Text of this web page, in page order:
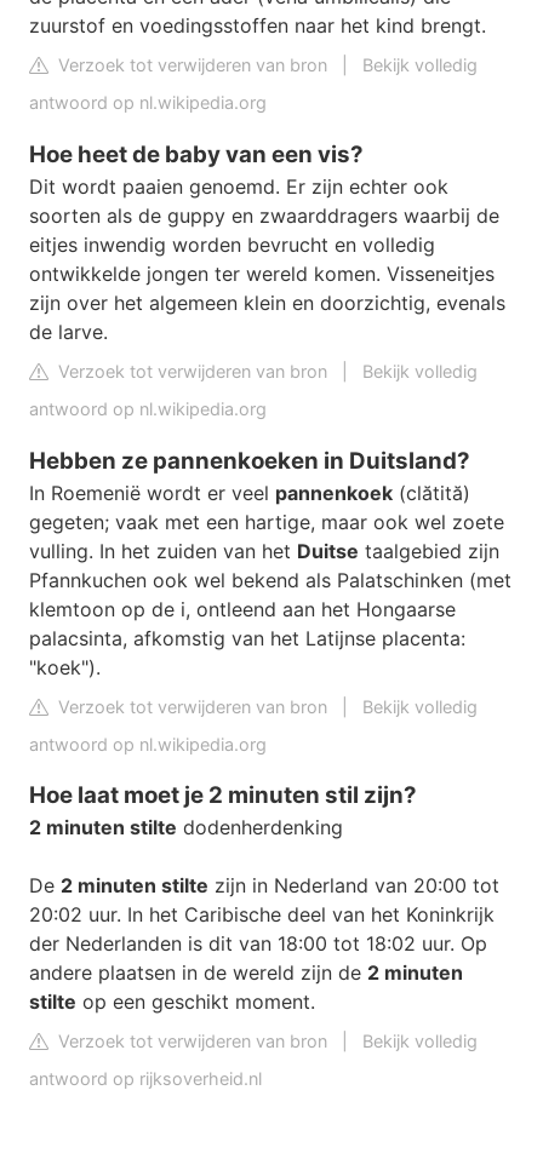
zuurstof en voedingsstoffen naar het kind brengt.
Verzoek tot verwijderen van bron
Bekijk volledig
antwoord op nl.wikipedia.org
Hoe heet de baby van een vis?
Dit wordt paaien genoemd. Er zijn echter ook
soorten als de guppy en zwaarddragers waarbij de
eitjes inwendig worden bevrucht en volledig
ontwikkelde jongen ter wereld komen. Visseneitjes
zijn over het algemeen klein en doorzichtig, evenals
de larve.
Verzoek tot verwijderen van bron
Bekijk volledig
antwoord op nl.wikipedia.org
Hebben ze pannenkoeken in Duitsland?
In Roemenië wordt er veel pannenkoek (clătită)
gegeten; vaak met een hartige, maar ook wel zoete
vulling. In het zuiden van het Duitse taalgebied zijn
Pfannkuchen ook wel bekend als Palatschinken (met
klemtoon op de i, ontleend aan het Hongaarse
palacsinta, afkomstig van het Latijnse placenta:
"koek").
Verzoek tot verwijderen van bron
Bekijk volledig
antwoord op nl.wikipedia.org
Hoe laat moet je 2 minuten stil zijn?
2 minuten stilte dodenherdenking
De 2 minuten stilte zijn in Nederland van 20:00 tot
20:02 uur. In het Caribische deel van het Koninkrijk
der Nederlanden is dit van 18:00 tot 18:02 uur. Op
andere plaatsen in de wereld zijn de 2 minuten
stilte op een geschikt moment.
Verzoek tot verwijderen van bron
Bekijk volledig
antwoord op rijksoverheid.nl